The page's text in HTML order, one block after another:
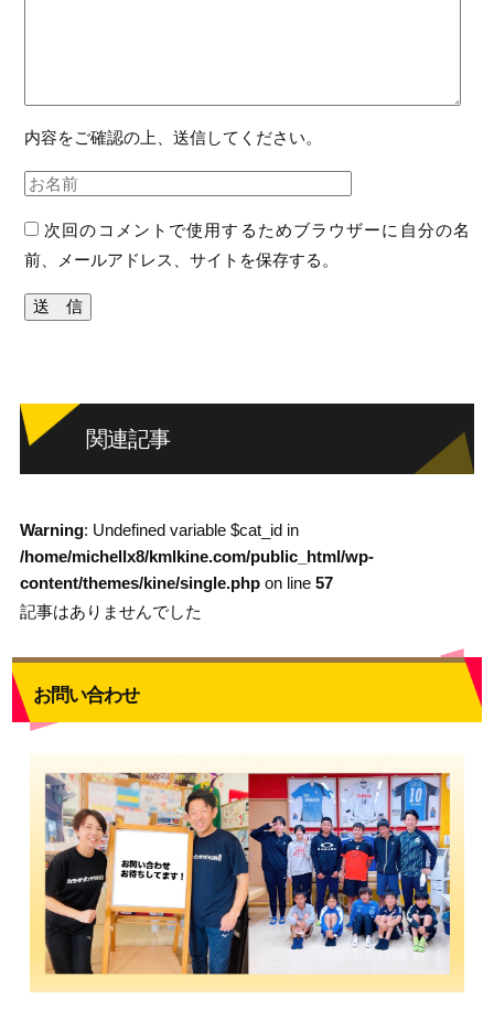
内容をご確認の上、送信してください。
次回のコメントで使用するためブラウザーに自分の名
前、メールアドレス、サイトを保存する。
関連記事
Warning: Undefined variable $cat_id in
/home/michellx8/kmlkine.com/public_html/wp-
content/themes/kine/single.phpon line 57
記事はありませんでした
お問い合わせ